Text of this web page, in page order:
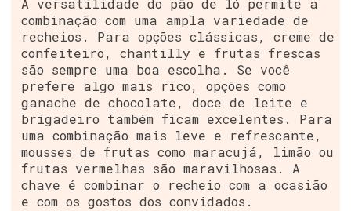
A versatilidade do pão de ló permite a
combinação com uma ampla variedade de
recheios. Para opções clássicas, creme de
confeiteiro, chantilly e frutas frescas
são sempre uma boa escolha. Se você
prefere algo mais rico, opções como
ganache de chocolate, doce de leite e
brigadeiro também ficam excelentes. Para
uma combinação mais leve e refrescante,
mousses de frutas como maracujá, limão ou
frutas vermelhas são maravilhosas. A
chave é combinar o recheio com a ocasião
e com os gostos dos convidados.